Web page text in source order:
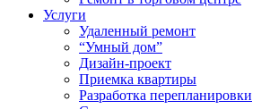
Услуги
Удаленный ремонт
“Умный дом”
Дизайн-проект
Приемка квартиры
Разработка перепланировки